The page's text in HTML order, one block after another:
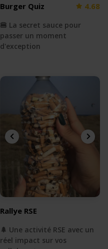
Burger Quiz 4.68
🍔 La secret sauce pour
passer un moment
d'exception
Rallye RSE
🌲 Une activité RSE avec un
réel impact sur vos